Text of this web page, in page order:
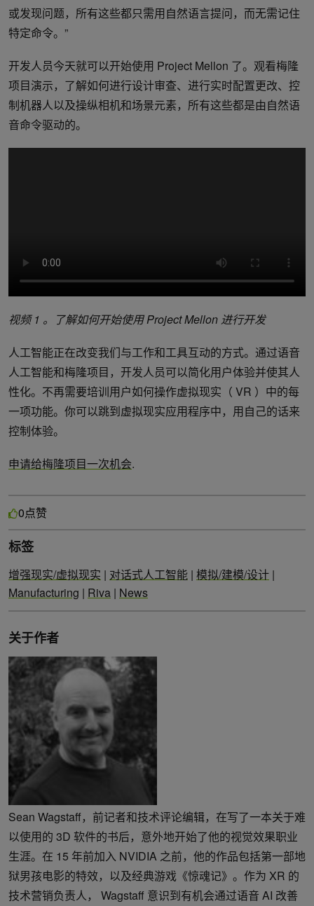
或发现问题，所有这些都只需用自然语言提问，而无需记住
特定命令。”
开发人员今天就可以开始使用 Project Mellon 了。观看梅隆
项目演示，了解如何进行设计审查、进行实时配置更改、控
制机器人以及操纵相机和场景元素，所有这些都是由自然语
音命令驱动的。
视频 1 。了解如何开始使用 Project Mellon 进行开发
人工智能正在改变我们与工作和工具互动的方式。通过语音
人工智能和梅隆项目，开发人员可以简化用户体验并使其人
性化。不再需要培训用户如何操作虚拟现实（ VR ）中的每
一项功能。你可以跳到虚拟现实应用程序中，用自己的话来
控制体验。
申请给梅隆项目一次机会.
0点赞
标签
增强现实/虚拟现实 | 对话式人工智能 | 模拟/建模/设计 |
Manufacturing | Riva | News
关于作者
Sean Wagstaff，前记者和技术评论编辑，在写了一本关于难
以使用的 3D 软件的书后，意外地开始了他的视觉效果职业
生涯。在 15 年前加入 NVIDIA 之前，他的作品包括第一部地
狱男孩电影的特效，以及经典游戏《惊魂记》。作为 XR 的
技术营销负责人， Wagstaff 意识到有机会通过语音 AI 改善